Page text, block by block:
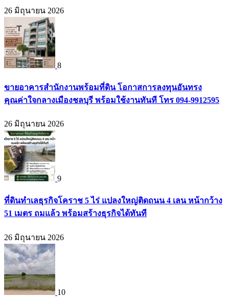
26 มิถุนายน 2026
8
ขายอาคารสำนักงานพร้อมที่ดิน โอกาสการลงทุนอันทรง
คุณค่าใจกลางเมืองชลบุรี พร้อมใช้งานทันที โทร 094-9912595
26 มิถุนายน 2026
9
ที่ดินทำเลธุรกิจโคราช 5 ไร่ แปลงใหญ่ติดถนน 4 เลน หน้ากว้าง
51 เมตร ถมแล้ว พร้อมสร้างธุรกิจได้ทันที
26 มิถุนายน 2026
10